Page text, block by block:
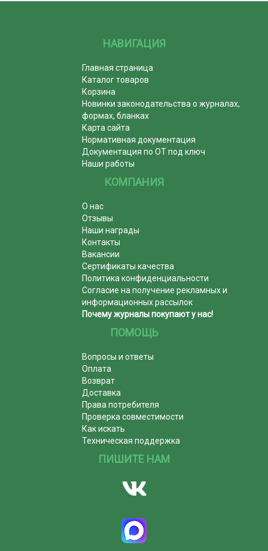
НАВИГАЦИЯ
Главная страница
Каталог товаров
Корзина
Новинки законодательства о журналах,
формах, бланках
Карта сайта
Нормативная документация
Документация по ОТ под ключ
Наши работы
КОМПАНИЯ
О нас
Отзывы
Наши награды
Контакты
Вакансии
Сертификаты качества
Политика конфиденциальности
Согласие на получение рекламных и
информационных рассылок
Почему журналы покупают у нас!
ПОМОЩЬ
Вопросы и ответы
Оплата
Возврат
Доставка
Права потребителя
Проверка совместимости
Как искать
Техническая поддержка
ПИШИТЕ НАМ